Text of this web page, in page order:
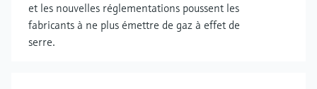
et les nouvelles réglementations poussent les
fabricants à ne plus émettre de gaz à effet de
serre.